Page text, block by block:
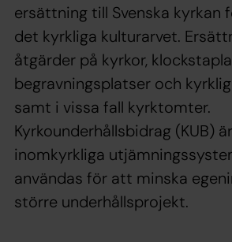
ersättning till Svenska kyrkan
det kyrkliga kulturarvet.
åtgärder på kyrkor,
begravningsplatser och
samt i vissa fall kyrktomter.
Kyrkounderhållsbidrag (KUB)
inomkyrkliga
användas för att minska
större underhållsprojekt.